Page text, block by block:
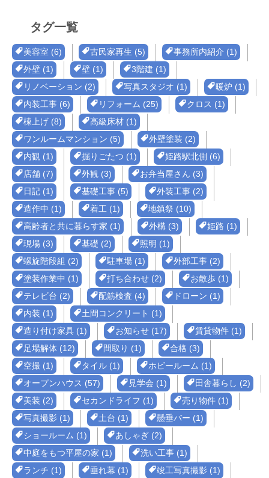
タグ一覧
美容室 (6) 古民家再生 (5)
事務所内紹介 (1)
外壁 (1)
壁 (1)
3階建 (1)
リノベーション (2)
写真スタジオ (1)
暖炉 (1)
内装工事 (6)
リフォーム (25)
クロス (1)
棟上げ (8)
高級床材 (1)
ワンルームマンション (5)
外壁塗装 (2)
内観 (1)
掘りごたつ (1)
姫路駅北側 (6)
店舗 (7)
外観 (3)
お弁当屋さん (3)
日記 (1)
基礎工事 (5)
外装工事 (2)
造作中 (1)
着工 (1)
地鎮祭 (10)
高齢者と共に暮らす家 (1)
外構 (3)
姫路 (1)
現場 (3)
基礎 (2)
照明 (1)
螺旋階段組 (2)
駐車場 (1)
外部工事 (2)
塗装作業中 (1)
打ち合わせ (2)
お散歩 (1)
テレビ台 (2)
配筋検査 (4)
ドローン (1)
内装 (1)
土間コンクリート (1)
造り付け家具 (1)
お知らせ (17)
賃貸物件 (1)
足場解体 (12)
間取り (1)
合格 (3)
空撮 (1)
タイル (1)
ホビールーム (1)
オープンハウス (57)
見学会 (1)
田舎暮らし (2)
美装 (2)
セカンドライフ (1)
売り物件 (1)
写真撮影 (1)
土台 (1)
懸垂バー (1)
ショールーム (1)
あしゃぎ (2)
中庭をもつ平屋の家 (1)
洗い工事 (1)
ランチ (1)
垂れ幕 (1)
竣工写真撮影 (1)